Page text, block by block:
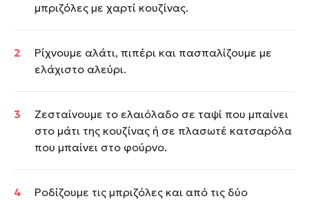
μπριζόλες με χαρτί κουζίνας.
Ρίχνουμε αλάτι, πιπέρι και πασπαλίζουμε με
ελάχιστο αλεύρι.
Ζεσταίνουμε το ελαιόλαδο σε ταψί που μπαίνει
στο μάτι της κουζίνας ή σε πλασωτέ κατσαρόλα
που μπαίνει στο φούρνο.
Ροδίζουμε τις μπριζόλες και από τις δύο